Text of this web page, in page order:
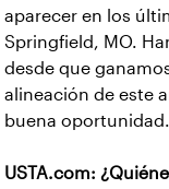
aparecer en los
Springfield, MO.
desde que
alineación de este
buena oportunidad.
USTA.com: